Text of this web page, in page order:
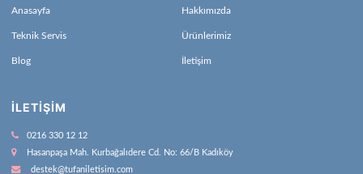
Anasayfa Hakkımızda
Teknik Servis Ürünlerimiz
Blog İletişim
İLETIŞIM
0216 330 12 12
Hasanpaşa Mah. Kurbağalıdere Cd. No: 66/B Kadıköy
destek@tufaniletisim.com